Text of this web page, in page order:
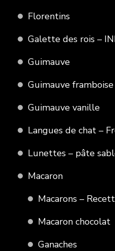
Florentins
Galette des rois –
Guimauve
Guimauve
Guimauve vanille
Langues de chat –
Lunettes – pâte
Macaron
Macarons –
Macaron chocolat
Ganaches